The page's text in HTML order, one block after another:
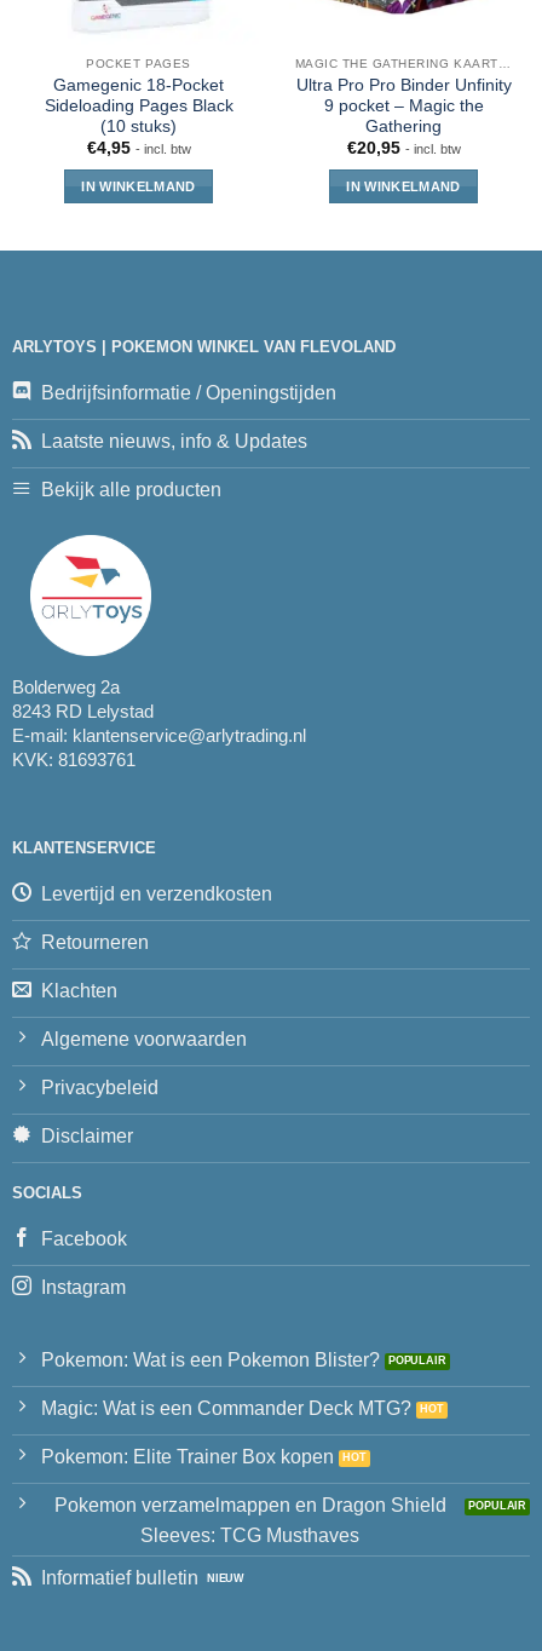
POCKET PAGES
Gamegenic 18-Pocket
Sideloading Pages Black
(10 stuks)
€4,95 - incl. btw
IN WINKELMAND
Ultra Pro Pro Binder Unfinity
9 pocket – Magic the
Gathering
€20,95 - incl. btw
IN WINKELMAND
ARLYTOYS | POKEMON WINKEL VAN FLEVOLAND
Bedrijfsinformatie / Openingstijden
Laatste nieuws, info & Updates
Bekijk alle producten
Bolderweg 2a
8243 RD Lelystad
E-mail: klantenservice@arlytrading.nl
KVK: 81693761
KLANTENSERVICE
Levertijd en verzendkosten
Retourneren
Klachten
Algemene voorwaarden
Privacybeleid
Disclaimer
SOCIALS
Facebook
Instagram
Pokemon: Wat is een Pokemon Blister?
Magic: Wat is een Commander Deck MTG?
Pokemon: Elite Trainer Box kopen
Pokemon verzamelmappen en Dragon Shield
Sleeves: TCG Musthaves
Informatief bulletin